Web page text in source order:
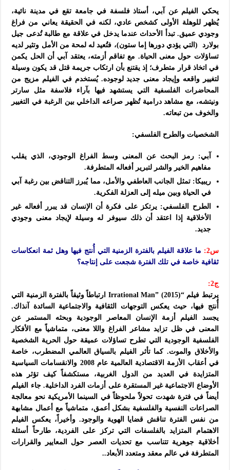
يحكي الفيلم عن آبي، أستاذ فلسفة في جامعة تقع في مدينة نائية،
يُظهر للوهلة الأولى كشخص عادي، لكنه في الحقيقة يعاني من فراغ
وجودي عميق. تبدأ الأحداث عندما يدخل في علاقة مع طالبة تُدعى جيل
بولارد (التي يؤدي دورها إما ستون)، فتُعيد له لمحة من الأمل وتثير لديه
تساؤلات حول معنى الحياة. مع تفاقم أزمته، يعتقد آبي أن الحل يكمن
في اتخاذ قرار متطرف؛ إذ يقتنع بأن ارتكاب جريمة قتل قد يكون وسيلة
لتغيير واقعه وإيجاد معنى جديد لوجوده. يُستخدم في الفيلم مزيج من
المحاضرات الفلسفية التي يستشهد فيها بآراء فلاسفة مثل سارتر
ونيتشه، مع مشاهد درامية تُظهر صراعه الداخلي بين الرغبة في التغيير
والخوف من تبعاته.
الشخصيات والطرح الفلسفي:
آبي: رمز البحث عن المعنى وسط الفراغ الوجودي، الذي يقلب
مفاهيم الخير والشر لتبرير أفعاله المتطرفة.
ريبيكا: تمثل الجانب العاطفي والأمل، مما يُبرز التناقض بين رغبة آبي
في الحياة وبين ميله إلى العزلة الفكرية.
الطرح الفلسفي: يرتكز على فكرة أن الإنسان قد يبرر أفعاله غير
الأخلاقية إذا اعتقد أن ذلك سيوفر له وسيلة لإيجاد معنى وجودي
جديد.
س2:
ما علاقة الفيلم بالفترة الزمنية التي أُنتج فيها وهل ثمة انعكاسات
ثقافية خاصة في تلك الفترة شجعت على إنتاجه؟
ج2:
يرتبط فيلم “Irrational Man” (2015) ارتباطاً وثيقاً بالفترة الزمنية التي
أُنتج فيها، حيث يعكس التوجهات الثقافية والاجتماعية السائدة آنذاك.
يجسد الفيلم أزمة الإنسان المعاصر الوجودية وبحثه المستمر عن
المعنى في ظل تزايد مشاعر الفراغ واللا معنى، متماشياً مع الأفكار
الفلسفية الوجودية التي تطرح تساؤلات عميقة حول الحرية الشخصية
والأخلاق والموت. كما تأثر الفيلم بالسياق العالمي المضطرب، خاصة
في أعقاب الأزمة الاقتصادية العالمية عام 2008 والانقسامات السياسية
المتزايدة في العديد من الدول الغربية، مستكشفاً كيف تؤثر هذه
الأوضاع الاجتماعية غير المستقرة على أزمات الفرد الداخلية. جاء الفيلم
أيضاً في فترة شهدت تحولاً ملحوظاً في السينما الأمريكية نحو معالجة
الصراعات النفسية والفلسفية بشكل أعمق، متماشياً مع أعمال مشابهة
من نفس الفترة تناقش قضايا الهوية والوجود. وأخيراً، يعكس الفيلم
الاهتمام المتزايد بالفلسفات التي تركز على الفردية، طارحاً أسئلة
أخلاقية جوهرية تتناسب مع تحديات العصر حول المعايير والقرارات
المتطرفة في عالم معقد ومتعدد الأبعاد..